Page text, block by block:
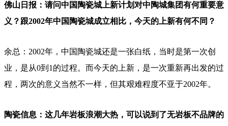
佛山日报：请问中国陶瓷城上新计划对中陶城集团有何重要意
义？跟2002年中国陶瓷城成立相比，今天的上新有何不同？
余总：2002年，中国陶瓷城还是一张白纸，当时是第一次创
业，是从0到1的过程。而今天的上新，是一次重新再出发的过
程，两次的意义当然不一样，但其艰难程度不亚于2002年。
陶瓷信息：这几年岩板浪潮大热，可以说到了无岩板不品牌的